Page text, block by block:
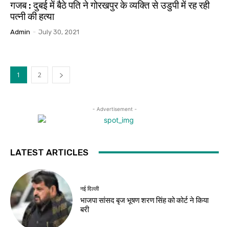
गजब : दुबई में बैठे पति ने गोरखपुर के व्यक्ति से उडुपी में रह रही
पत्नी की हत्या
Admin - July 30, 2021
1 2
- Advertisement -
LATEST ARTICLES
नई दिल्ली
भाजपा सांसद बृज भूषण शरण सिंह को कोर्ट ने किया
बरी